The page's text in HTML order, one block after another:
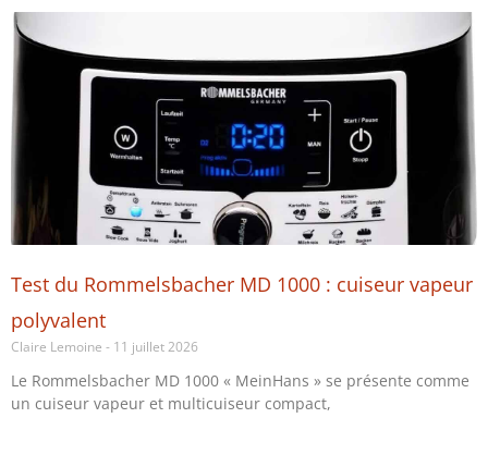
Test du Rommelsbacher MD 1000 : cuiseur vapeur
polyvalent
Claire Lemoine 11 juillet 2026
Le Rommelsbacher MD 1000 « MeinHans » se présente comme
un cuiseur vapeur et multicuiseur compact,